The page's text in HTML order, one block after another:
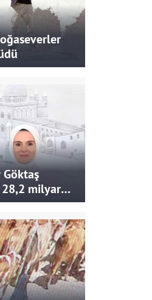
28,2 milyar